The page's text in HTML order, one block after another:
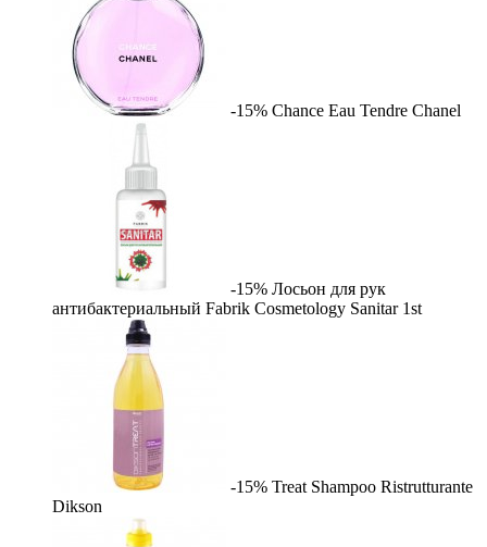
-15% Chance Eau Tendre Chanel
-15% Лосьон для рук
антибактериальный Fabrik Cosmetology Sanitar 1st
-15% Treat Shampoo Ristrutturante
Dikson